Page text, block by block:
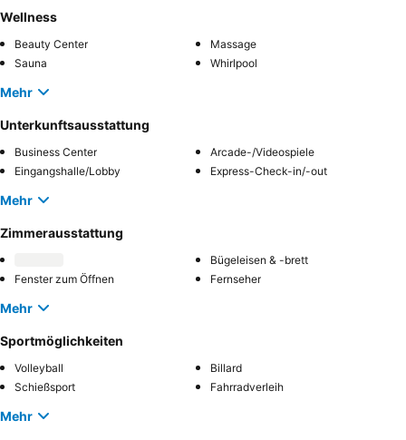
Wellness
Beauty Center
Massage
Sauna
Whirlpool
Mehr
Unterkunftsausstattung
Business Center
Arcade-/Videospiele
Eingangshalle/Lobby
Express-Check-in/-out
Mehr
Zimmerausstattung
Bügeleisen & -brett
Fenster zum Öffnen
Fernseher
Mehr
Sportmöglichkeiten
Volleyball
Billard
Schießsport
Fahrradverleih
Mehr